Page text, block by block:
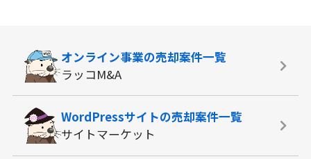
オンライン事業の売却案件一覧
ラッコM&A
WordPressサイトの売却案件一覧
サイトマーケット